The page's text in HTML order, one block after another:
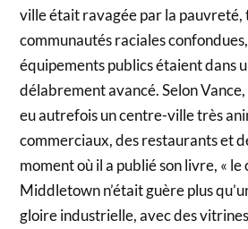
ville était ravagée par la pauvreté,
communautés raciales
équipements publics étaient dans
délabrement avancé. Selon
eu autrefois un centre-ville très
commerciaux, des restaurants et
moment où il a publié son livre, «
Middletown n’était guère plus
gloire industrielle, avec des